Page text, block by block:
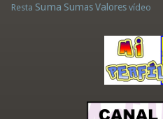
Resta Suma Sumas Valores vídeo